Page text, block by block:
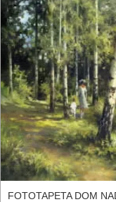
FOTOTAPETA DOM